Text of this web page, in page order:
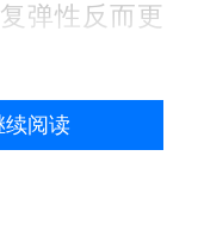
弹性反而更
弹
反弹的直接
阅读